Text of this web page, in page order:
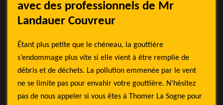
avec des professionnels de Mr
Landauer Couvreur
Étant plus petite que le chéneau, la gouttière
s’endommage plus vite si elle vient à être remplie de
débris et de déchets. La pollution emmenée par le vent
ne se limite pas pour envahir votre gouttière. N’hésitez
pas de nous appeler si vous êtes à Thomer La Sogne pour